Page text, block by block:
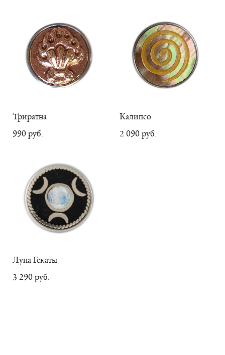
Триратна
990 pуб.
Калипсо
2 090 pуб.
Луна Гекаты
3 290 pуб.